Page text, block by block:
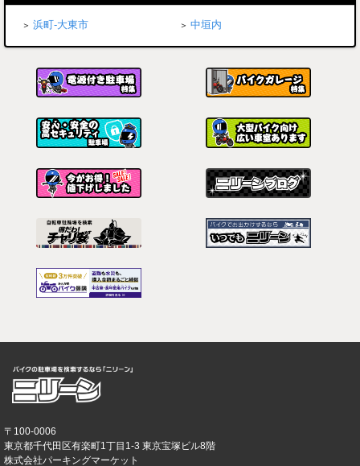
浜町-大東市 中垣内
〒100-0006
東京都千代田区有楽町1丁目1-3 東京宝塚ビル8階
株式会社パーキングマーケット